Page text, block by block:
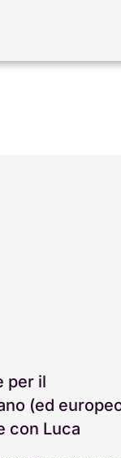
per il
(ed
con Luca